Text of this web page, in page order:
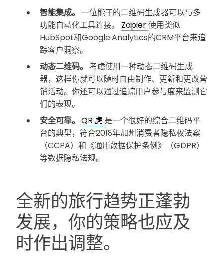
智能集成。 一位能干的二维码生成器可以与多
功能自动化工具连接。 Zapier使用类似
HubSpot和Google Analytics的CRM平台来追
踪客户洞察。
动态二维码。 考虑使用一种动态二维码生成
器，这样你就可以随时自由制作、更新和更改营
销活动。你还可以通过追踪用户参与度来监测它
们的表现。
安全可靠。 QR 虎 是一个很好的综合二维码平
台的典型，符合2018年加州消费者隐私权法案
（CCPA）和《通用数据保护条例》（GDPR）
等数据隐私法规。
全新的旅行趋势正蓬勃
发展，你的策略也应及
时作出调整。